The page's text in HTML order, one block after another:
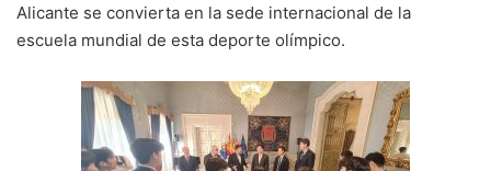
Alicante se convierta en la sede internacional de la
escuela mundial de esta deporte olímpico.